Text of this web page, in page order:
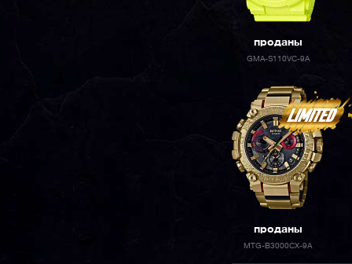
проданы
GMA-S110VC-9A
проданы
MTG-B3000CX-9A